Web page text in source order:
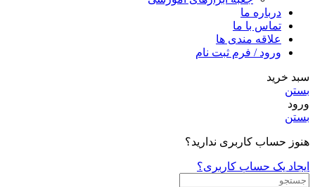
درباره ما
تماس با ما
علاقه مندی ها
ورود / فرم ثبت نام
سبد خرید
بستن
ورود
بستن
هنوز حساب کاربری ندارید؟
ایجاد یک حساب کاربری؟